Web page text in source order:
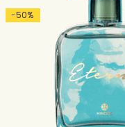
-50%